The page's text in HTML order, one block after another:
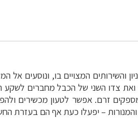
והשירותים המצויים בו, ונוסעים אל
צדו השני של הכבל מחברים לשקע
זרם. אפשר לטעון מכשירים
–יפעלו כעת אף הם בעזרת